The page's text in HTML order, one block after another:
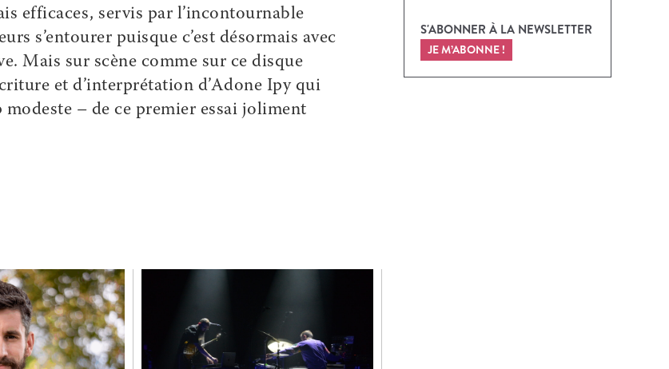
efficaces, servis par l’incontournable
s’entourer puisque c’est désormais avec
Mais sur scène comme sur ce disque
et d’interprétation d’Adone Ipy qui
– de ce premier essai joliment
S'ABONNER À LA NEWSLETTER
JE M’ABONNE !